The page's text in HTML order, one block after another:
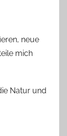
neue
mich
Natur und